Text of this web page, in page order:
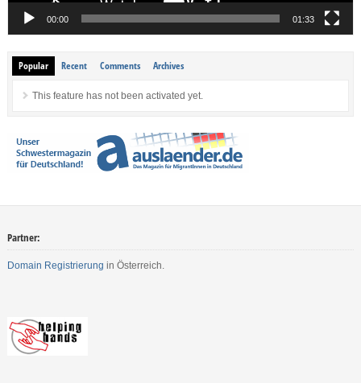
00:00 01:33
Popular Recent Comments Archives
This feature has not been activated yet.
Partner:
Domain Registrierung in Österreich.